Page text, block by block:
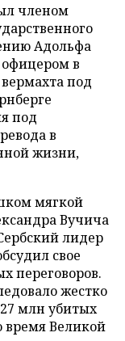
членом
Адольфа
в
под
под
в
жизни,
мягкой
Вучича
лидер
свое
переговоров.
жестко
млн убитых
время Великой